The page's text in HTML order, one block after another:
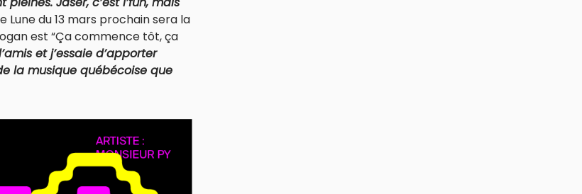
Lune du 13 mars prochain sera la
est “Ça commence tôt, ça
et j’essaie d’apporter
la musique québécoise que